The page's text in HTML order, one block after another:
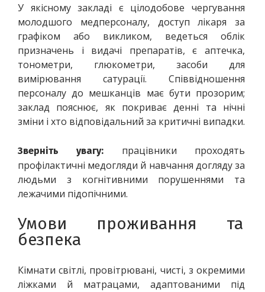
У якісному закладі є цілодобове чергування
молодшого медперсоналу, доступ лікаря за
графіком або викликом, ведеться облік
призначень і видачі препаратів, є аптечка,
тонометри, глюкометри, засоби для
вимірювання сатурації. Співвідношення
персоналу до мешканців має бути прозорим;
заклад пояснює, як покриває денні та нічні
зміни і хто відповідальний за критичні випадки.
Зверніть увагу: працівники проходять
профілактичні медогляди й навчання догляду за
людьми з когнітивними порушеннями та
лежачими підопічними.
Умови проживання та
безпека
Кімнати світлі, провітрювані, чисті, з окремими
ліжками й матрацами, адаптованими під